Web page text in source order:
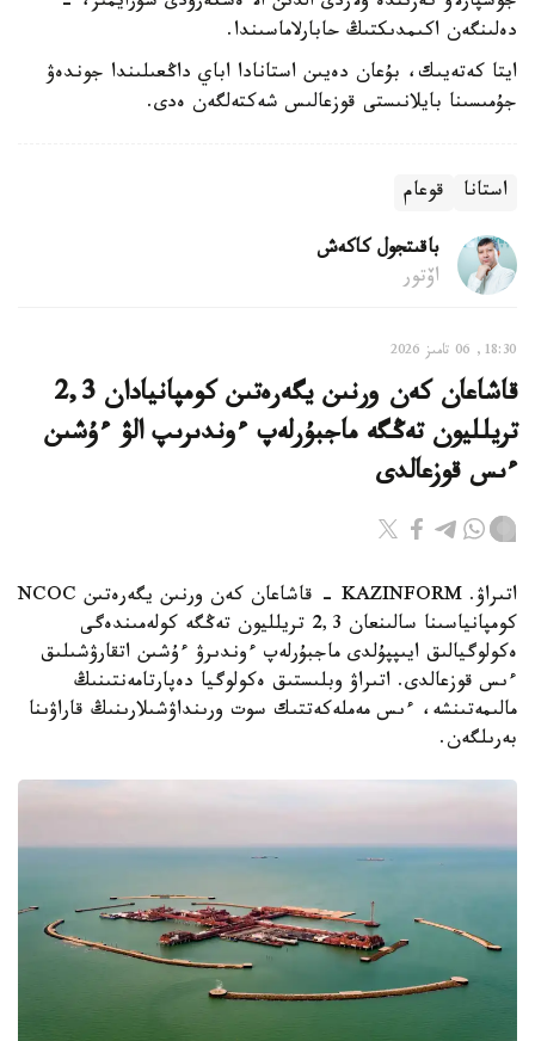
دەلىنگەن اكىمدىكتىڭ حابارلاماسىندا.
ايتا كەتەيىك، بۇعان دەيىن استانادا اباي داڭعىلىندا جوندەۋ
جۇمىسىنا بايلانىستى قوزعالىس شەكتەلگەن ەدى.
استانا قوعام
باقىتجول كاكەش
اۆتور
18:30, 06 تامىز 2026
قاشاعان كەن ورنىن يگەرەتىن كومپانيادان 2,3
تريلليون تەڭگە ماجبۇرلەپ ءوندىرىپ الۋ ءۇشىن
ءىس قوزعالدى
اتىراۋ. KAZINFORM - قاشاعان كەن ورنىن يگەرەتىن NCOC
كومپانياسىنا سالىنعان 2,3 تريلليون تەڭگە كولەمىندەگى
ەكولوگيالىق ايىپپۇلدى ماجبۇرلەپ ءوندىرۋ ءۇشىن اتقارۋشىلىق
ءىس قوزعالدى. اتىراۋ وبلىستىق ەكولوگيا دەپارتامەنتىنىڭ
مالىمەتىنشە، ءىس مەملەكەتتىك سوت ورىنداۋشىلارىنىڭ قاراۋىنا
بەرىلگەن.